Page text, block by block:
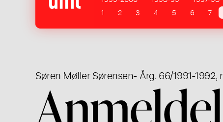
1
2 3 4 5 6 7
Søren Møller Sørensen- Årg. 66/1991-1992,